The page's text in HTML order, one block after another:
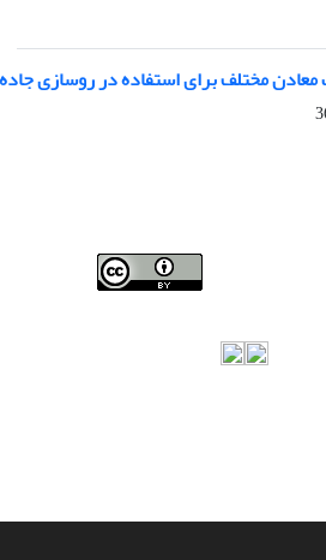
مختلف برای استفاده در روسازی
Attribution 4.0 International